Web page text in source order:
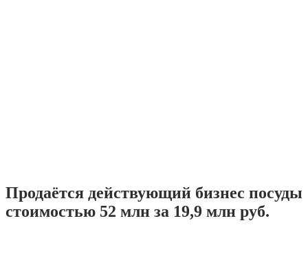
Продаётся действующий бизнес посуды
стоимостью 52 млн за 19,9 млн руб.